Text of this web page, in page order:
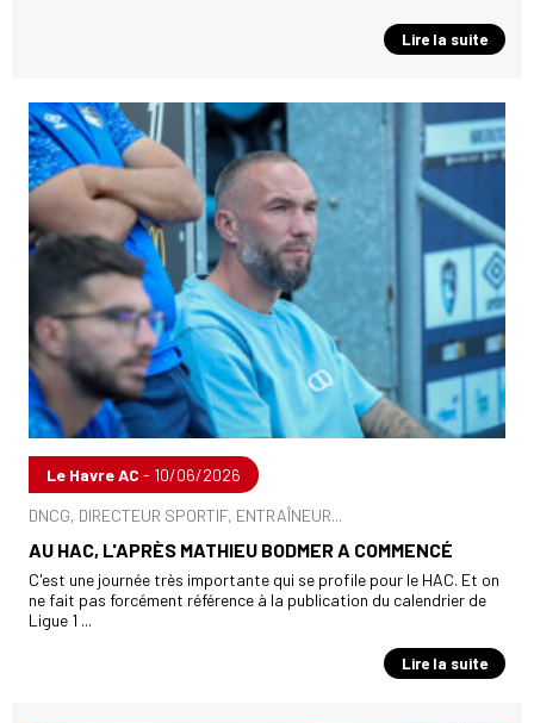
Lire la suite
Le Havre AC - 10/06/2026
DNCG, DIRECTEUR SPORTIF, ENTRAÎNEUR...
AU HAC, L'APRÈS MATHIEU BODMER A COMMENCÉ
C'est une journée très importante qui se profile pour le HAC. Et on
ne fait pas forcément référence à la publication du calendrier de
Ligue 1 ...
Lire la suite